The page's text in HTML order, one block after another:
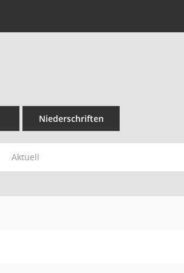
Niederschriften
Aktuell